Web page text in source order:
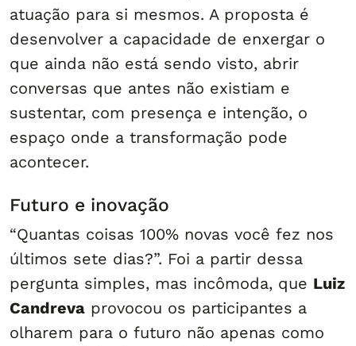
atuação para si mesmos. A proposta é
desenvolver a capacidade de enxergar o
que ainda não está sendo visto, abrir
conversas que antes não existiam e
sustentar, com presença e intenção, o
espaço onde a transformação pode
acontecer.
Futuro e inovação
“Quantas coisas 100% novas você fez nos
últimos sete dias?”. Foi a partir dessa
pergunta simples, mas incômoda, que Luiz
Candreva provocou os participantes a
olharem para o futuro não apenas como